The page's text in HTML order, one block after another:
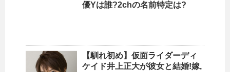
優Yは誰?2chの名前特定は?
【馴れ初め】仮面ライダーディ
ケイド井上正大が彼女と結婚!嫁,